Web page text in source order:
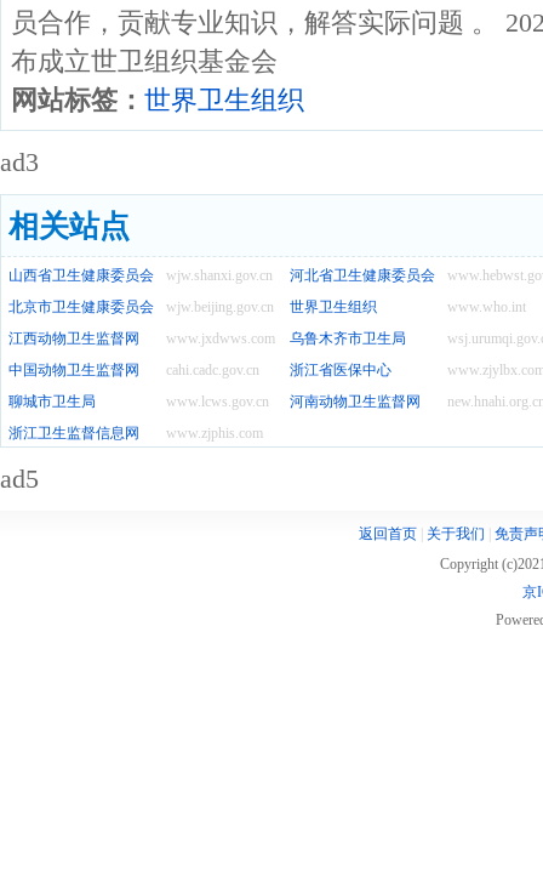
员合作，贡献专业知识，解答实际问题 。
布成立世卫组织基金会
网站标签： 世界卫生组织
ad3
相关站点
wjw.shanxi.gov.cn
山西省卫生健康委员会
河北省卫生健康委员会
wjw.beijing.gov.cn
北京市卫生健康委员会 www.who.int
世界卫生组织
www.jxdwws.com
江西动物卫生监督网
乌鲁木齐市卫生局
cahi.cadc.gov.cn
中国动物卫生监督网
浙江省医保中心
www.lcws.gov.cn
聊城市卫生局
河南动物卫生监督网
www.zjphis.com
浙江卫生监督信息网
ad5
返回首页| 关于我们
免责声
Copyright
京